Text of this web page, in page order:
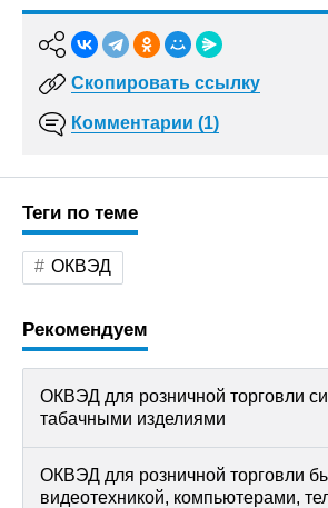
Скопировать ссылку
Комментарии (1)
Теги по теме
ОКВЭД
Рекомендуем
ОКВЭД для розничной торговли
табачными изделиями
ОКВЭД для розничной торговли
видеотехникой, компьютерами,